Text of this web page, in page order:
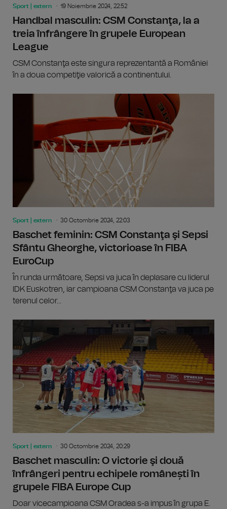
Sport | extern 19 Noiembrie 2024, 22:52
Handbal masculin: CSM Constanţa, la a
treia înfrângere în grupele European
League
CSM Constanţa este singura reprezentantă a României
în a doua competiţie valorică a continentului.
Sport | extern 30 Octombrie 2024, 22:03
Baschet feminin: CSM Constanţa şi Sepsi
Sfântu Gheorghe, victorioase în FIBA
EuroCup
În runda următoare, Sepsi va juca în deplasare cu liderul
IDK Euskotren, iar campioana CSM Constanţa va juca pe
terenul celor...
Sport | extern 30 Octombrie 2024, 20:29
Baschet masculin: O victorie şi două
înfrângeri pentru echipele românești în
grupele FIBA Europe Cup
Doar vicecampioana CSM Oradea s-a impus în grupa E.